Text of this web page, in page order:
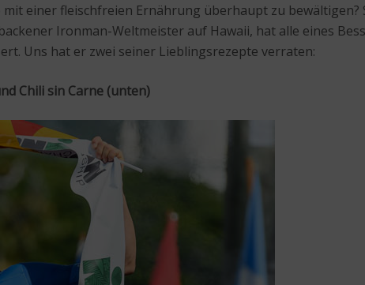
einer fleischfreien Ernährung überhaupt zu
Ironman-Weltmeister auf Hawaii, hat alle eines
Uns hat er zwei seiner Lieblingsrezepte verraten:
Chili sin Carne (unten)